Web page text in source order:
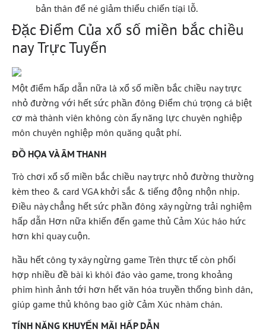
bản thân để né giảm thiểu chiến tíại lỗ.
Đặc Điểm Của xổ số miền bắc chiều
nay Trực Tuyến
Một điểm hấp dẫn nữa là xổ số miền bắc chiều nay trực
nhỏ đường với hết sức phần đông Điểm chú trọng cá biệt
cơ mà thành viên không còn ấy năng lực chuyên nghiệp
môn chuyên nghiệp môn quăng quật phí.
ĐỒ HỌA VÀ ÂM THANH
Trò chơi xổ số miền bắc chiều nay trực nhỏ đường thường
kèm theo & card VGA khởi sắc & tiếng động nhộn nhịp.
Điều này chẳng hết sức phần đông xây ngừng trải nghiệm
hấp dẫn Hơn nữa khiến đến game thủ Cảm Xúc háo hức
hơn khi quay cuộn.
hầu hết công ty xây ngừng game Trên thực tế còn phối
hợp nhiều đề bài kì khôi đáo vào game, trong khoảng
phim hình ảnh tới hơn hết văn hóa truyền thống bình dân,
giúp game thủ không bao giờ Cảm Xúc nhàm chán.
TÍNH NĂNG KHUYẾN MÃI HẤP DẪN